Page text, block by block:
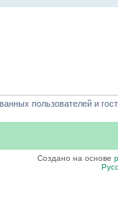
пользователей и
Создано на основе